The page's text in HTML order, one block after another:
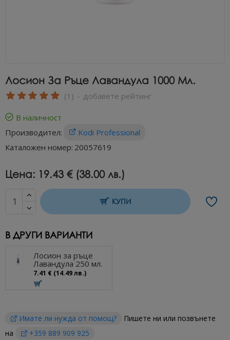
Лосион За Ръце Лавандула 1000 Мл.
В наличност
Производител:
Kodi Professional
Каталожен номер: 20057619
(1) - добавете рейтинг
Цена: 19.43 € (38.00 лв.)
КУПИ
В ДРУГИ ВАРИАНТИ
Лосион за ръце
Лавандула 250 мл.
7.41 € (14.49 лв.)
Имате ли нужда от помощ?
Пишете ни или позвънете
на
+359 889 909 925